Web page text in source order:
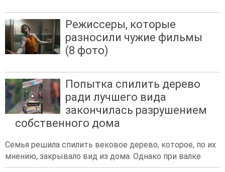
Режиссеры, которые
разносили чужие фильмы
(8 фото)
Попытка спилить дерево
ради лучшего вида
закончилась разрушением
собственного дома
Семья решила спилить вековое дерево, которое, по их
мнению, закрывало вид из дома. Однако при валке